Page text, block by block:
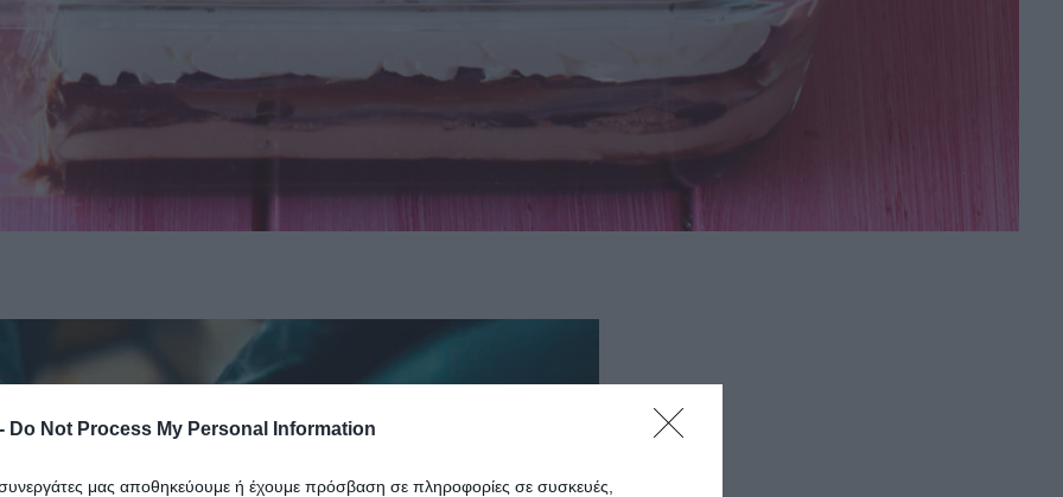
Do Not Process My Personal Information
συνεργάτες μας αποθηκεύουμε ή έχουμε πρόσβαση σε πληροφορίες σε συσκευές,